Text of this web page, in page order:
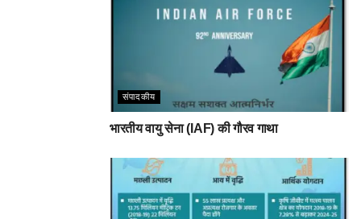
संपादकीय
भारतीय वायु सेना (IAF) की गौरव गाथा